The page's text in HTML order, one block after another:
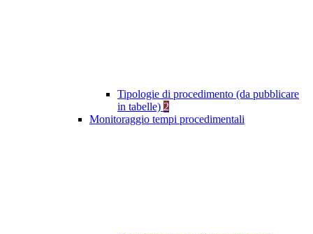
Tipologie di procedimento (da pubblicare
in tabelle) 2
Monitoraggio tempi procedimentali